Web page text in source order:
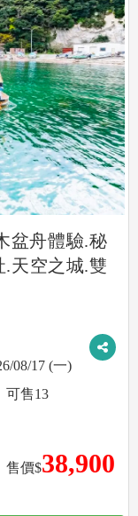
盆舟體驗.秘
天空之城.雙
08/17 (一)
售價$38,900
可售13